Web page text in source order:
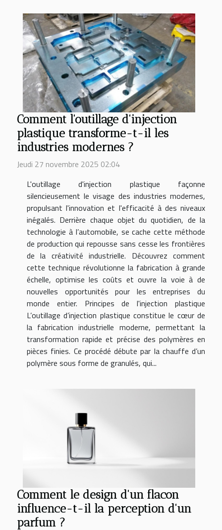
Comment l'outillage d'injection
plastique transforme-t-il les
industries modernes ?
Jeudi 27 novembre 2025 02:04
L'outillage d'injection plastique façonne
silencieusement le visage des industries modernes,
propulsant l'innovation et l'efficacité à des niveaux
inégalés. Derrière chaque objet du quotidien, de la
technologie à l’automobile, se cache cette méthode
de production qui repousse sans cesse les frontières
de la créativité industrielle. Découvrez comment
cette technique révolutionne la fabrication à grande
échelle, optimise les coûts et ouvre la voie à de
nouvelles opportunités pour les entreprises du
monde entier. Principes de l'injection plastique
L’outillage d’injection plastique constitue le cœur de
la fabrication industrielle moderne, permettant la
transformation rapide et précise des polymères en
pièces finies. Ce procédé débute par la chauffe d’un
polymère sous forme de granulés, qui...
Comment le design d'un flacon
influence-t-il la perception d'un
parfum ?